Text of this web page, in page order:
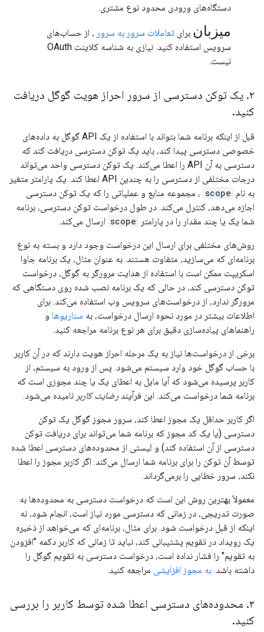
دستگاه‌های ورودی محدود نوع مشتری.
میزبان برای تعاملات سرور به سرور ، از حساب‌های
سرویس استفاده کنید. نیازی به شناسه کلاینت OAuth
نیست.
۲. یک توکن دسترسی از سرور احراز هویت گوگل دریافت
کنید.
قبل از اینکه برنامه شما بتواند با استفاده از یک API گوگل به داده‌های
خصوصی دسترسی پیدا کند، باید یک توکن دسترسی دریافت کند که
دسترسی به آن API را اعطا می‌کند. یک توکن دسترسی واحد می‌تواند
درجات مختلفی از دسترسی را به چندین API اعطا کند. یک پارامتر متغیر
به نام scope ، مجموعه منابع و عملیاتی را که یک توکن دسترسی
اجازه می‌دهد، کنترل می‌کند. در طول درخواست توکن دسترسی، برنامه
شما یک یا چند مقدار را در پارامتر
scope ارسال می‌کند.
روش‌های مختلفی برای ارسال این درخواست وجود دارد و بسته به نوع
برنامه‌ای که می‌سازید، متفاوت هستند. به عنوان مثال، یک برنامه جاوا
اسکریپت ممکن است با استفاده از هدایت مرورگر به گوگل، درخواست
توکن دسترسی کند، در حالی که یک برنامه نصب شده روی دستگاهی که
مرورگر ندارد، از درخواست‌های سرویس وب استفاده می‌کند. برای
اطلاعات بیشتر در مورد نحوه ارسال درخواست، به سناریوها و
راهنماهای پیاده‌سازی دقیق برای هر نوع برنامه مراجعه کنید.
برخی از درخواست‌ها نیاز به یک مرحله احراز هویت دارند که در آن کاربر
با حساب گوگل خود وارد سیستم می‌شود. پس از ورود به سیستم، از
کاربر پرسیده می‌شود که آیا مایل به اعطای یک یا چند مجوزی است که
برنامه شما درخواست می‌کند. این فرآیند رضایت کاربر نامیده می‌شود.
اگر کاربر حداقل یک مجوز اعطا کند، سرور مجوز گوگل یک توکن
دسترسی (یا یک کد مجوز که برنامه شما می‌تواند برای دریافت توکن
دسترسی از آن استفاده کند) و لیستی از محدوده‌های دسترسی اعطا شده
توسط آن توکن را برای برنامه شما ارسال می‌کند. اگر کاربر مجوز را اعطا
نکند، سرور خطایی را برمی‌گرداند.
معمولاً بهترین روش این است که درخواست دسترسی به محدوده‌ها به
صورت تدریجی، در زمانی که دسترسی مورد نیاز است، انجام شود، نه
اینکه از قبل درخواست شود. برای مثال، برنامه‌ای که می‌خواهد از ذخیره
یک رویداد در تقویم پشتیبانی کند، نباید تا زمانی که کاربر دکمه "افزودن
به تقویم" را فشار نداده است، درخواست دسترسی به تقویم گوگل را
داشته باشد. به مجوز افزایشی مراجعه کنید.
۳. محدوده‌های دسترسی اعطا شده توسط کاربر را بررسی
کنید.